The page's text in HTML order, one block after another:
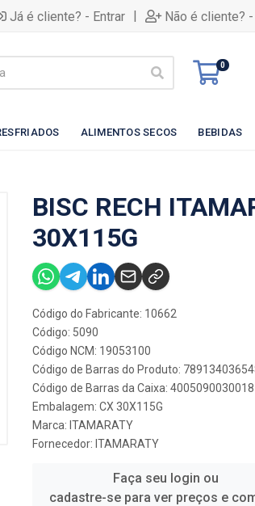
Já é cliente? - Entrar | Não é cliente?
0
ALIMENTOS SECOS BEBIDAS
BISC RECH
30X115G
Código do Fabricante: 10662
Código: 5090
Código NCM: 19053100
Código de Barras do Produto:
Código de Barras da Caixa: 4005090030018
Embalagem: CX 30X115G
Marca: ITAMARATY
Fornecedor: ITAMARATY
Faça seu login ou
cadastre-se para ver preços e